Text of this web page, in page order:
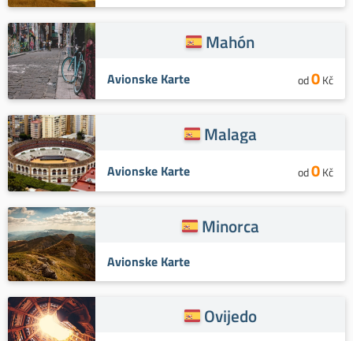
Mahón
Avionske Karte od0Kč
Malaga
Avionske Karte od0Kč
Minorca
Avionske Karte
Ovijedo